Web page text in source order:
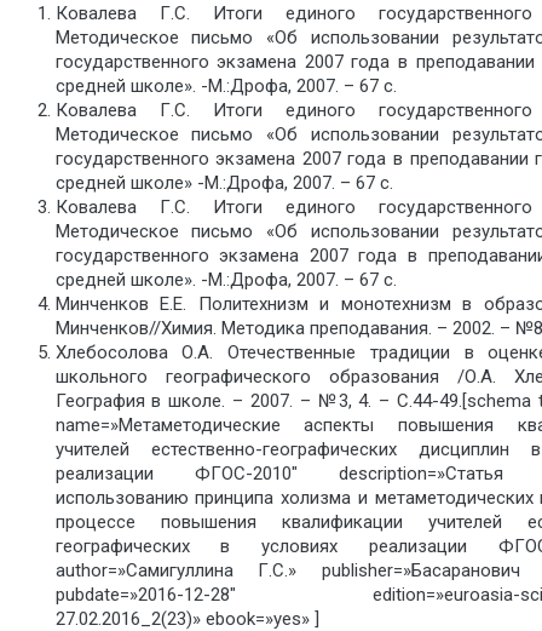
Ковалева Г.С. Итоги единого государственного
Методическое письмо «Об использовании
государственного экзамена 2007 года в
средней школе». -М.:Дрофа, 2007. – 67 с.
Ковалева Г.С. Итоги единого государственного
Методическое письмо «Об использовании
государственного экзамена 2007 года в преподавании
средней школе» -М.:Дрофа, 2007. – 67 с.
Ковалева Г.С. Итоги единого государственного
Методическое письмо «Об использовании
государственного экзамена 2007 года в
средней школе». -М.:Дрофа, 2007. – 67 с.
Минченков Е.Е. Политехнизм и монотехнизм в
Минченков//Химия. Методика преподавания. – 2002. –
Хлебосолова О.А. Отечественные традиции в
школьного географического образования /О.А.
География в школе. – 2007. – №3, 4. – С.44-49.[schema
name=»Метаметодические аспекты повышения
учителей естественно-географических дисциплин
реализации ФГОС-2010″ description=»Статья
использованию принципа холизма и
процессе повышения квалификации учителей
географических в условиях реализации
author=»Самигуллина Г.С.» publisher=»Басаранович
pubdate=»2016-12-28″ edition=»euroasia-
27.02.2016_2(23)» ebook=»yes» ]